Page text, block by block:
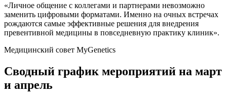
«Личное общение с коллегами и партнерами невозможно
заменить цифровыми форматами. Именно на очных встречах
рождаются самые эффективные решения для внедрения
превентивной медицины в повседневную практику клиник».
Медицинский совет MyGenetics
Сводный график мероприятий на март
и апрель